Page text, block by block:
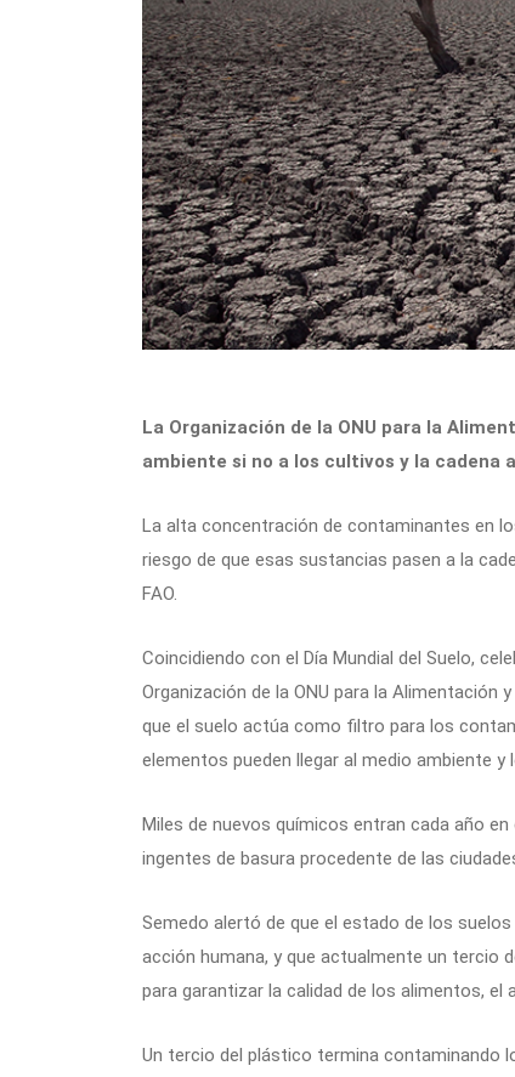
La Organización de la ONU para la
ambiente si no a los cultivos y la cadena
La alta concentración de contaminantes en
riesgo de que esas sustancias pasen a la
FAO.
Coincidiendo con el Día Mundial del Suelo,
Organización de la ONU para la Alimentación
que el suelo actúa como filtro para los
elementos pueden llegar al medio ambiente y
Miles de nuevos químicos entran cada año
ingentes de basura procedente de las
Semedo alertó de que el estado de los
acción humana, y que actualmente un tercio
para garantizar la calidad de los alimentos, el
Un tercio del plástico termina contaminando